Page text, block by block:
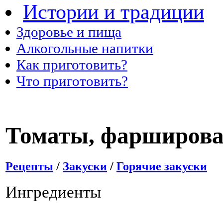
Истории и традиции
Здоровье и пища
Алкогольные напитки
Как приготовить?
Что приготовить?
Томаты,
Рецепты / Закуски / Горячие закуски
Ингредиенты